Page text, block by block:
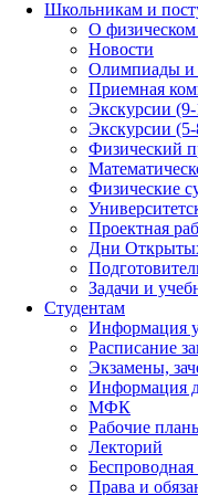
Школьникам и
О физическом
Новости
Олимпиады и
Приемная
Экскурсии
Экскурсии
Физический
Физические
Проектная
Дни
Задачи и
Студентам
Информация
Расписание
Экзамены,
Информация
МФК
Рабочие
Лекторий
Беспроводная
Права и